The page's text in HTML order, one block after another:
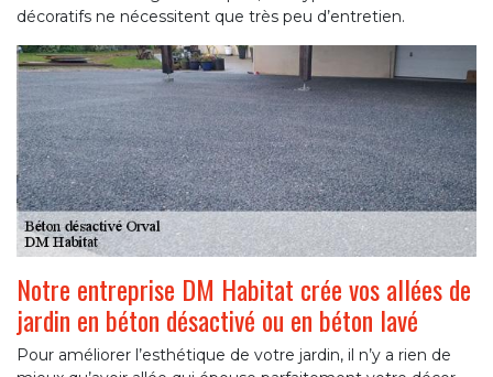
décoratifs ne nécessitent que très peu d’entretien.
Notre entreprise DM Habitat crée vos allées de
jardin en béton désactivé ou en béton lavé
Pour améliorer l’esthétique de votre jardin, il n’y a rien de